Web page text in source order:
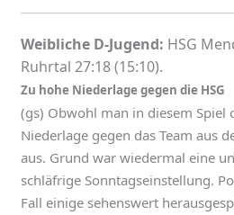
Weibliche D-Jugend: HSG
Ruhrtal 27:18 (15:10).
Zu hohe Niederlage gegen die HSG
(gs) Obwohl man in diesem Spiel
Niederlage gegen das Team aus
aus. Grund war wiedermal eine
schläfrige Sonntagseinstellung.
Fall einige sehenswert